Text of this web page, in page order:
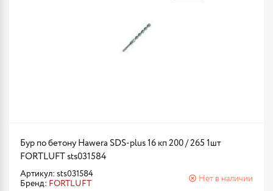
Бур по бетону Hawera SDS-plus 16 кп 200 / 265 1шт
FORTLUFT sts031584
Артикул: sts031584
Бренд: FORTLUFT
Нет в наличии